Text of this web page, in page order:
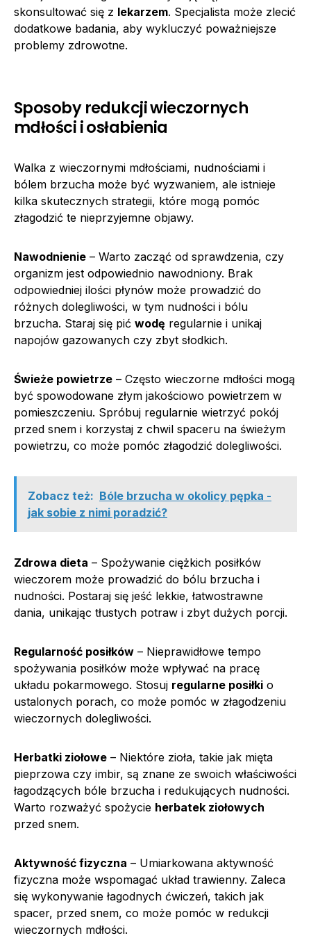
skonsultować się z lekarzem. Specjalista może zlecić
dodatkowe badania, aby wykluczyć poważniejsze
problemy zdrowotne.
Sposoby redukcji wieczornych
mdłości i osłabienia
Walka z wieczornymi mdłościami, nudnościami i
bólem brzucha może być wyzwaniem, ale istnieje
kilka skutecznych strategii, które mogą pomóc
złagodzić te nieprzyjemne objawy.
Nawodnienie – Warto zacząć od sprawdzenia, czy
organizm jest odpowiednio nawodniony. Brak
odpowiedniej ilości płynów może prowadzić do
różnych dolegliwości, w tym nudności i bólu
brzucha. Staraj się pić wodę regularnie i unikaj
napojów gazowanych czy zbyt słodkich.
Świeże powietrze – Często wieczorne mdłości mogą
być spowodowane złym jakościowo powietrzem w
pomieszczeniu. Spróbuj regularnie wietrzyć pokój
przed snem i korzystaj z chwil spaceru na świeżym
powietrzu, co może pomóc złagodzić dolegliwości.
Zobacz też: Bóle brzucha w okolicy pępka -
jak sobie z nimi poradzić?
Zdrowa dieta – Spożywanie ciężkich posiłków
wieczorem może prowadzić do bólu brzucha i
nudności. Postaraj się jeść lekkie, łatwostrawne
dania, unikając tłustych potraw i zbyt dużych porcji.
Regularność posiłków – Nieprawidłowe tempo
spożywania posiłków może wpływać na pracę
układu pokarmowego. Stosuj regularne posiłki o
ustalonych porach, co może pomóc w złagodzeniu
wieczornych dolegliwości.
Herbatki ziołowe – Niektóre zioła, takie jak mięta
pieprzowa czy imbir, są znane ze swoich właściwości
łagodzących bóle brzucha i redukujących nudności.
Warto rozważyć spożycie herbatek ziołowych
przed snem.
Aktywność fizyczna – Umiarkowana aktywność
fizyczna może wspomagać układ trawienny. Zaleca
się wykonywanie łagodnych ćwiczeń, takich jak
spacer, przed snem, co może pomóc w redukcji
wieczornych mdłości.